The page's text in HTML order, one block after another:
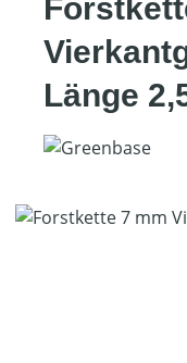
Länge
Bildergalerie